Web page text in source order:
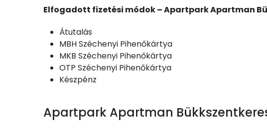
Síkképernyős TV
Tea-/kávéfőző
Étkezési lehetőségek az Apartpark Apartman
Nincs ellátás
Elfogadott fizetési módok – Apartpark Apartman